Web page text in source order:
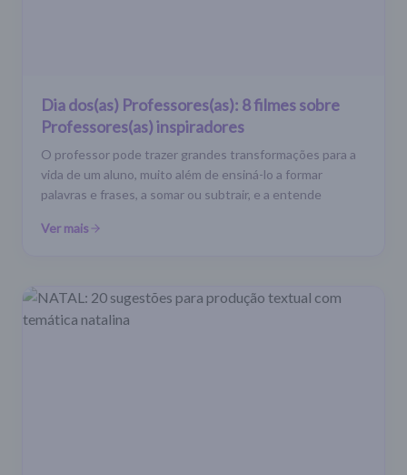
Dia dos(as) Professores(as): 8 filmes sobre
Professores(as) inspiradores
O professor pode trazer grandes transformações para a
vida de um aluno, muito além de ensiná-lo a formar
palavras e frases, a somar ou subtrair, e a entende
Ver mais